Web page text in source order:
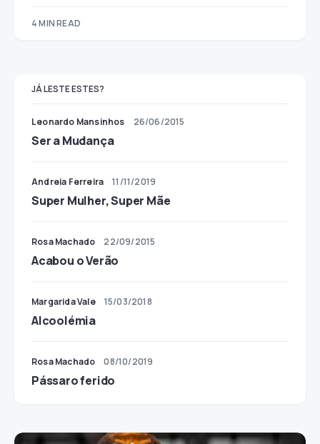
4 MIN READ
JÁ LESTE ESTES?
Leonardo Mansinhos 26/06/2015
Ser a Mudança
Andreia Ferreira 11/11/2019
Super Mulher, Super Mãe
Rosa Machado 22/09/2015
Acabou o Verão
Margarida Vale 15/03/2018
Alcoolémia
Rosa Machado 08/10/2019
Pássaro ferido